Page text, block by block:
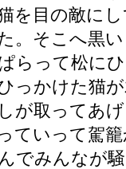
を目の敵に
。そこへ黒
らって松に
っかけた猫
が取ってあ
ていって駕
でみんなが